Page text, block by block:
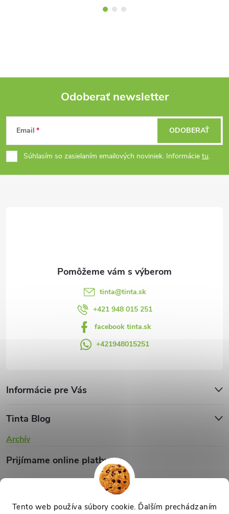
Tento web používa súbory cookie. Ďalším prechádzaním
Z
á
p
Odoberať newsletter
Email
Súhlasím so zasielaním emailových noviniek. Informácie tu.
ODOBERAŤ
tinta@tinta.sk
+421 948 015 251
facebook tinta.sk
+421948015251
Informácie pre Vás
Tinta Blog
Archív
Prijímame online platby